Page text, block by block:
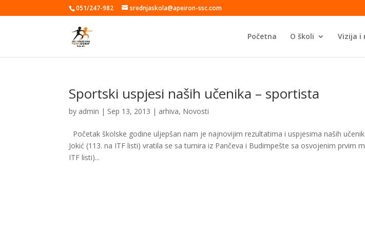
051/247-982 srednjaskola@apeiron-ssc.com
Početna O školi Vizija i
Sportski uspjesi naših učenika – sportista
by admin | Sep 13, 2013 | arhiva, Novosti
Početak školske godine uljepšan nam je najnovijim rezultatima i uspjesima naših
Jokić (113. na ITF listi) vratila se sa turnira iz Pančeva i Budimpešte sa osvojenim prvim
ITF listi)...